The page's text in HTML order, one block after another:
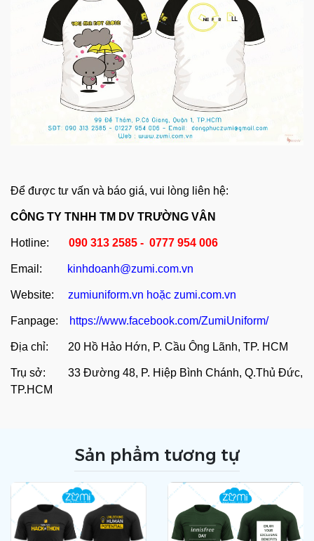
Để được tư vấn và báo giá, vui lòng liên hệ:
CÔNG TY TNHH TM DV TRƯỜNG VÂN
Hotline: 090 313 2585 - 0777 954 006
Email: kinhdoanh@zumi.com.vn
Website: zumiuniform.vn hoặc zumi.com.vn
Fanpage: https://www.facebook.com/ZumiUniform/
Địa chỉ: 20 Hồ Hảo Hớn, P. Cầu Ông Lãnh, TP. HCM
Trụ sở: 33 Đường 48, P. Hiệp Bình Chánh, Q.Thủ Đức,
TP.HCM
Sản phẩm tương tự